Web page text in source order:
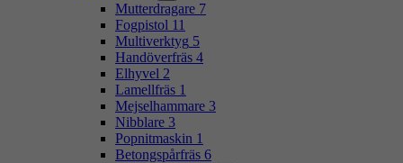
Mutterdragare 7
Fogpistol 11
Multiverktyg 5
Handöverfräs 4
Elhyvel 2
Lamellfräs 1
Mejselhammare 3
Nibblare 3
Popnitmaskin 1
Betongspårfräs 6